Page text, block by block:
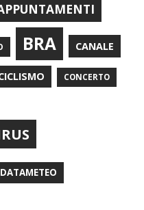
BRA CANALE
CONCERTO
DATAMETEO